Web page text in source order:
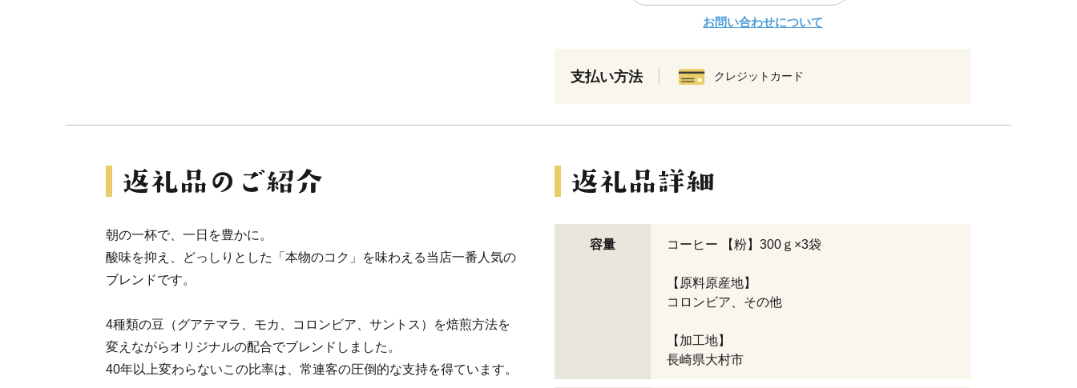
お問い合わせについて
支払い方法 クレジットカード
朝の一杯で、一日を豊かに。
酸味を抑え、どっしりとした「本物のコク」を味わえる当店一番人気の
ブレンドです。
4種類の豆（グアテマラ、モカ、コロンビア、サントス）を焙煎方法を
変えながらオリジナルの配合でブレンドしました。
40年以上変わらないこの比率は、常連客の圧倒的な支持を得ています。
容量 コーヒー 【粉】300ｇ×3袋
【原料原産地】
コロンビア、その他
【加工地】
長崎県大村市